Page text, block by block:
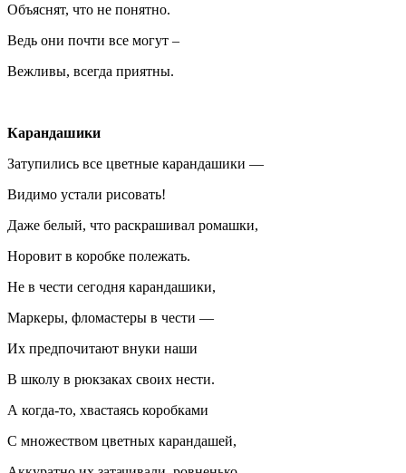
Объяснят, что не понятно.
Ведь они почти все могут –
Вежливы, всегда приятны.
Карандашики
Затупились все цветные карандашики —
Видимо устали рисовать!
Даже белый, что раскрашивал ромашки,
Норовит в коробке полежать.
Не в чести сегодня карандашики,
Маркеры, фломастеры в чести —
Их предпочитают внуки наши
В школу в рюкзаках своих нести.
А когда-то, хвастаясь коробками
С множеством цветных карандашей,